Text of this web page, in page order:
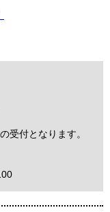
受付となります。